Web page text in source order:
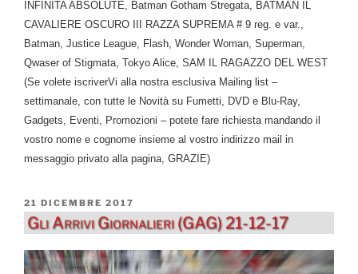
INFINITA ABSOLUTE, Batman Gotham Stregata, BATMAN IL
CAVALIERE OSCURO III RAZZA SUPREMA # 9 reg. e var.,
Batman, Justice League, Flash, Wonder Woman, Superman,
Qwaser of Stigmata, Tokyo Alice, SAM IL RAGAZZO DEL WEST
(Se volete iscriverVi alla nostra esclusiva Mailing list –
settimanale, con tutte le Novità su Fumetti, DVD e Blu-Ray,
Gadgets, Eventi, Promozioni – potete fare richiesta mandando il
vostro nome e cognome insieme al vostro indirizzo mail in
messaggio privato alla pagina, GRAZIE)
PUBBLICATO
IL
21 DICEMBRE 2017
Gli Arrivi Giornalieri (GAG) 21-12-17